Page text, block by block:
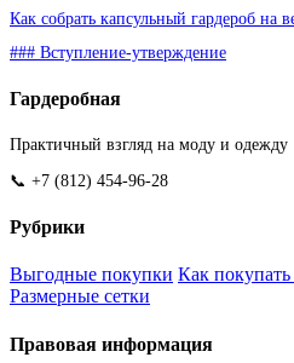
Как собрать капсульный гардероб на
### Вступление-утверждение
Гардеробная
Практичный взгляд на моду и одежду
📞 +7 (812) 454-96-28
Рубрики
Выгодные покупки Как
Размерные сетки
Правовая информация